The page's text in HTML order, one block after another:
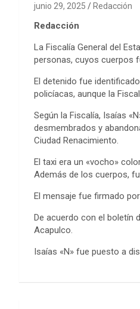
junio 29, 2025 Redacción
Redacción
La Fiscalía General del
personas, cuyos cuerpos
El detenido fue
policíacas, aunque la
Según la Fiscalía, Isaías
desmembrados y
Ciudad Renacimiento.
El taxi era un «vocho»
Además de los cuerpos,
El mensaje fue firmado
De acuerdo con el boletín
Acapulco.
Isaías «N» fue puesto a